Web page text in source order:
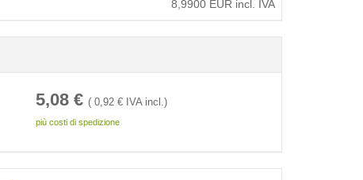
8,9900 EUR incl. IVA
5,08€ ( 0,92€ IVA incl.)
più costi di spedizione